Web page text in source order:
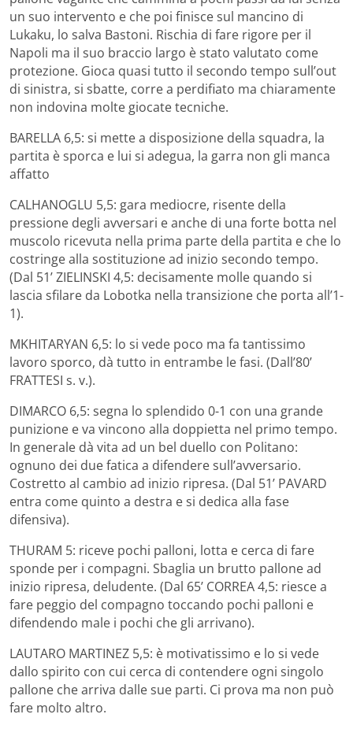
un suo intervento e che poi finisce sul mancino di
Lukaku, lo salva Bastoni. Rischia di fare rigore per il
Napoli ma il suo braccio largo è stato valutato come
protezione. Gioca quasi tutto il secondo tempo sull’out
di sinistra, si sbatte, corre a perdifiato ma chiaramente
non indovina molte giocate tecniche.
BARELLA 6,5: si mette a disposizione della squadra, la
partita è sporca e lui si adegua, la garra non gli manca
affatto
CALHANOGLU 5,5: gara mediocre, risente della
pressione degli avversari e anche di una forte botta nel
muscolo ricevuta nella prima parte della partita e che lo
costringe alla sostituzione ad inizio secondo tempo.
(Dal 51’ ZIELINSKI 4,5: decisamente molle quando si
lascia sfilare da Lobotka nella transizione che porta all’1-
1).
MKHITARYAN 6,5: lo si vede poco ma fa tantissimo
lavoro sporco, dà tutto in entrambe le fasi. (Dall’80’
FRATTESI s. v.).
DIMARCO 6,5: segna lo splendido 0-1 con una grande
punizione e va vincono alla doppietta nel primo tempo.
In generale dà vita ad un bel duello con Politano:
ognuno dei due fatica a difendere sull’avversario.
Costretto al cambio ad inizio ripresa. (Dal 51’ PAVARD
entra come quinto a destra e si dedica alla fase
difensiva).
THURAM 5: riceve pochi palloni, lotta e cerca di fare
sponde per i compagni. Sbaglia un brutto pallone ad
inizio ripresa, deludente. (Dal 65’ CORREA 4,5: riesce a
fare peggio del compagno toccando pochi palloni e
difendendo male i pochi che gli arrivano).
LAUTARO MARTINEZ 5,5: è motivatissimo e lo si vede
dallo spirito con cui cerca di contendere ogni singolo
pallone che arriva dalle sue parti. Ci prova ma non può
fare molto altro.